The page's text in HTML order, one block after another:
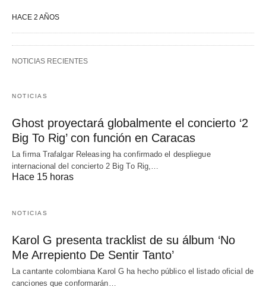
HACE 2 AÑOS
NOTICIAS RECIENTES
NOTICIAS
Ghost proyectará globalmente el concierto ‘2
Big To Rig’ con función en Caracas
La firma Trafalgar Releasing ha confirmado el despliegue
internacional del concierto 2 Big To Rig,…
Hace 15 horas
NOTICIAS
Karol G presenta tracklist de su álbum ‘No
Me Arrepiento De Sentir Tanto’
La cantante colombiana Karol G ha hecho público el listado oficial de
canciones que conformarán…